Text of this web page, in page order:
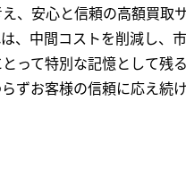
、安心と信頼の高額買
、中間コストを削減し、
って特別な記憶として
ずお客様の信頼に応え続け